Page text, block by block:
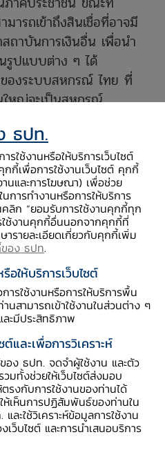
มารถเข้าถึงสินเชื่อที่อาจมี
ถาบันการเงินอื่น เพื่อนำ
รูปแบบต่าง ๆ ได้
องระบบสหกรณ์ ไทย ที่
หญ่จะเป็นสหกรณ์
นาดสินทรัพย์เป็นเกณฑ์จะ
ตัวอยู่ที่สหกรณ์ออม
กรณ์ออมทรัพย์มีความ
เงินไทยมาก โดยมีขนาด
3 รองจากธนาคาร
เฉพาะกิจ อีกทั้งยังเป็น
ชนถึงร้อยละ 15.3 ของ
งนับวันบทบาทของ
กขึ้นเรื่อย ๆ อย่างไร
การของสหกรณ์ออม
นมา เป็นที่น่าสังเกต ว่า
ออมทรัพย์เพิ่มขึ้นอย่าง
ล้านบาท ณ สิ้นปี 2554
นบาท ในเดือนกันยายน
นการเติบโตเฉลี่ยที่ร้อย
วดเร็วในสินทรัพย์ของ
ดคาถามถึงการดำเนิน
วมทั้งแหล่งที่มาของเงิน
ธปท.
ใช้งานหรือให้บริการเว็บไซต์
กี้เพื่อการใช้งานเว็บไซต์ คุกกี้
านและการโฆษณา) เพื่อช่วย
การทำงานหรือการให้บริการ
ลิก “ยอมรับการใช้งานคุกกี้ทุก
ใช้งานคุกกี้อื่นนอกจากคุกกี้ที่
รายละเอียดเกี่ยวกับคุกกี้เพิ่ม
ของ ธปท.
อให้บริการเว็บไซต์
ารใช้งานหรือการให้บริการพื้น
นสามารถเข้าใช้งานในส่วนต่าง ๆ
ะมีประสิทธิภาพ
และเพื่อการวิเคราะห์
อง ธปท. จดจำผู้ใช้งาน และตัว
มทั้งช่วยให้เว็บไซต์ส่งมอบ
รงกับการใช้งานของท่านได้
เห็นการปฏิสัมพันธ์ของท่านใน
ละใช้วิเคราะห์ข้อมูลการใช้งาน
ว็บไซต์ และการนำเสนอบริการ